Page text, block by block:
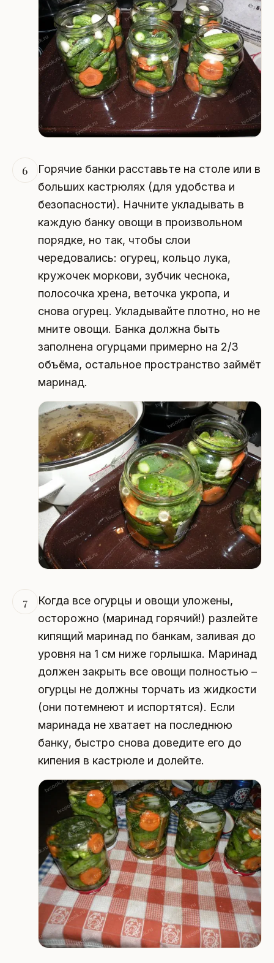
6
Горячие банки расставьте на столе или в
больших кастрюлях (для удобства и
безопасности). Начните укладывать в
каждую банку овощи в произвольном
порядке, но так, чтобы слои
чередовались: огурец, кольцо лука,
кружочек моркови, зубчик чеснока,
полосочка хрена, веточка укропа, и
снова огурец. Укладывайте плотно, но не
мните овощи. Банка должна быть
заполнена огурцами примерно на 2/3
объёма, остальное пространство займёт
маринад.
7
Когда все огурцы и овощи уложены,
осторожно (маринад горячий!) разлейте
кипящий маринад по банкам, заливая до
уровня на 1 см ниже горлышка. Маринад
должен закрыть все овощи полностью –
огурцы не должны торчать из жидкости
(они потемнеют и испортятся). Если
маринада не хватает на последнюю
банку, быстро снова доведите его до
кипения в кастрюле и долейте.